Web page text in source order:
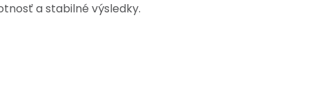
a stabilné výsledky.